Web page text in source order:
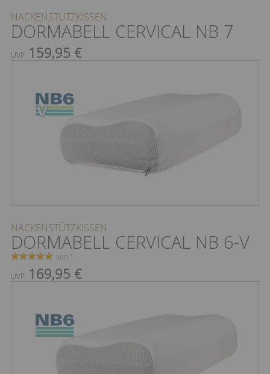
NACKENSTÜTZKISSEN
DORMABELL CERVICAL NB 7
UVP 159,95 €
NACKENSTÜTZKISSEN
DORMABELL CERVICAL NB 6-V
von 1
UVP 169,95 €